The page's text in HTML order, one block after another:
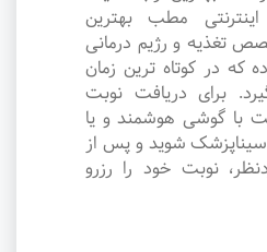
مطب بهترین
تغذیه و رژیم درمانی
که در کوتاه ترین زمان
برای دریافت نوبت
با گوشی هوشمند و یا
شوید و پس از
نوبت خود را رزرو